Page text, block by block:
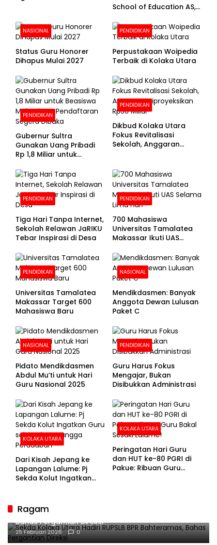
School of Education AS,
Foto Putrinya Perlihatkan
Ijazah
NASIONAL
Status Guru Honorer
Dihapus Mulai 2027
PENDIDIKAN
Perpustakaan Woipedia
Terbaik di Kolaka Utara
PENDIDIKAN
Gubernur Sultra
Gunakan Uang Pribadi
Rp 1,8 Miliar untuk
Pendaftaran Segera
Dibuka
PENDIDIKAN
Dikbud Kolaka Utara
Fokus Revitalisasi
Sekolah, Anggaran
PENDIDIKAN
Tiga Hari Tanpa Internet,
Sekolah Relawan JaRIKU
Tebar Inspirasi di Desa
PENDIDIKAN
700 Mahasiswa
Universitas Tamalatea
Makassar Ikuti UAS
PENDIDIKAN
Universitas Tamalatea
Makassar Target 600
Mahasiswa Baru
NASIONAL
Mendikdasmen: Banyak
Anggota Dewan Lulusan
Paket C
NASIONAL
Pidato Mendikdasmen
Abdul Mu’ti untuk Hari
Guru Nasional 2025
PENDIDIKAN
Guru Harus Fokus
Mengajar, Bukan
Disibukkan Administrasi
KOLAKA UTARA
Dari Kisah Jepang ke
Lapangan Lalume: Pj
Sekda Kolut Ingatkan
KOLAKA UTARA
Peringatan Hari Guru
dan HUT ke-80 PGRI di
Pakue: Ribuan Guru
Ragam
Sekda Kolaka Utara Hadiri RUPSLB BPR Bahteramas,
Bahas Pergantian Direksi
25 Februari 2026 0